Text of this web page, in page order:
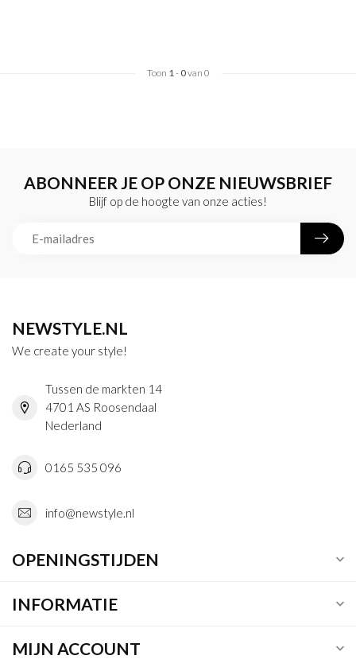
Toon 1- 0van 0
ABONNEER JE OP ONZE NIEUWSBRIEF
Blijf op de hoogte van onze acties!
NEWSTYLE.NL
We create your style!
Tussen de markten 14
4701 AS Roosendaal
Nederland
0165 535 096
info@newstyle.nl
OPENINGSTIJDEN
INFORMATIE
MIJN ACCOUNT